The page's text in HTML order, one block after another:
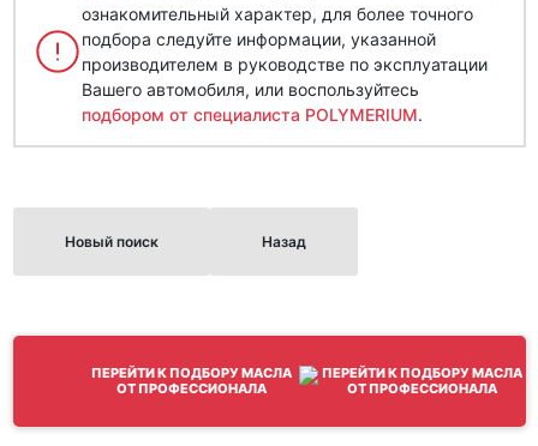
ознакомительный характер, для более точного
подбора следуйте информации, указанной
производителем в руководстве по эксплуатации
Вашего автомобиля, или воспользуйтесь
подбором от специалиста POLYMERIUM.
Новый поиск Назад
ПЕРЕЙТИ К ПОДБОРУ МАСЛА
ОТ ПРОФЕССИОНАЛА